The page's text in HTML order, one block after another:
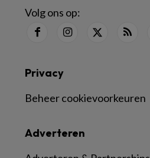
Volg ons op:
Adverteren
Privacy
Beheer cookievoorkeuren